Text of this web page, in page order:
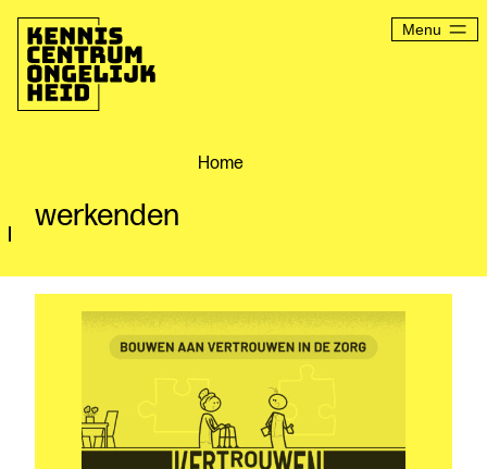
naar
inhoud
Menu
Home
werkenden